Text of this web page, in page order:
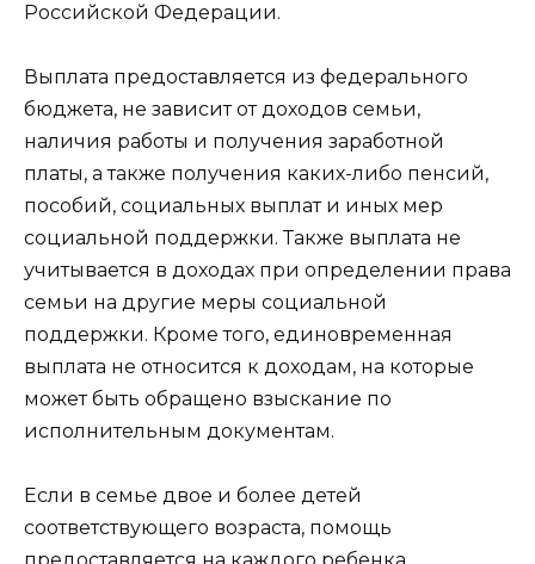
Российской Федерации.
Выплата предоставляется из федерального
бюджета, не зависит от доходов семьи,
наличия работы и получения заработной
платы, а также получения каких-либо пенсий,
пособий, социальных выплат и иных мер
социальной поддержки. Также выплата не
учитывается в доходах при определении права
семьи на другие меры социальной
поддержки. Кроме того, единовременная
выплата не относится к доходам, на которые
может быть обращено взыскание по
исполнительным документам.
Если в семье двое и более детей
соответствующего возраста, помощь